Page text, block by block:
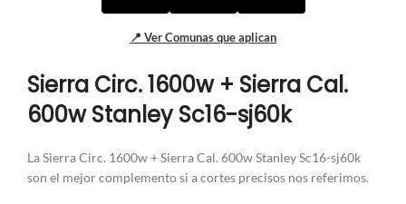
📍 Ver Comunas que aplican
Sierra Circ. 1600w + Sierra Cal.
600w Stanley Sc16-sj60k
La Sierra Circ. 1600w + Sierra Cal. 600w Stanley Sc16-sj60k
son el mejor complemento si a cortes precisos nos referimos.